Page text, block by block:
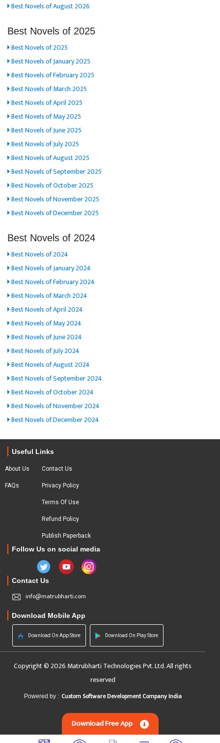
Best Novels of August 2026
Best Novels of 2025
Best Novels of 2025
Best Novels of January 2025
Best Novels of February 2025
Best Novels of March 2025
Best Novels of April 2025
Best Novels of May 2025
Best Novels of June 2025
Best Novels of July 2025
Best Novels of August 2025
Best Novels of September 2025
Best Novels of October 2025
Best Novels of November 2025
Best Novels of December 2025
Best Novels of 2024
Best Novels of 2024
Best Novels of January 2024
Best Novels of February 2024
Best Novels of March 2024
Best Novels of April 2024
Best Novels of May 2024
Best Novels of June 2024
Best Novels of July 2024
Best Novels of August 2024
Best Novels of September 2024
Best Novels of October 2024
Best Novels of November 2024
Best Novels of December 2024
Useful Links
About Us
FAQs
Contact Us
Privacy Policy
Terms Of Use
Refund Policy
Publish Paperback
Follow Us on social media
Contact Us
info@matrubharti.com
Download Mobile App
Download On App Store Download On Play Store
Copyright © 2026 Matrubharti Technologies Pvt. Ltd. All rights
reserved
Powered by : Custom Software Development Company India
Download Free App